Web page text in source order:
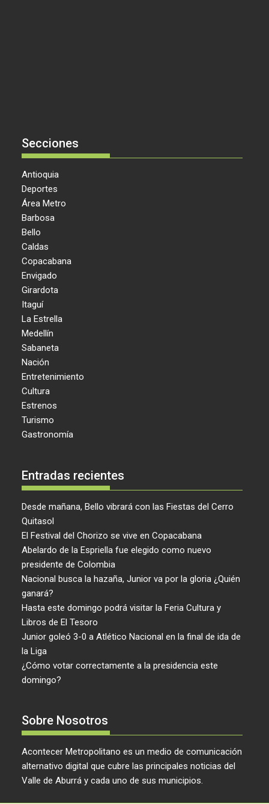
Secciones
Antioquia
Deportes
Área Metro
Barbosa
Bello
Caldas
Copacabana
Envigado
Girardota
Itaguí
La Estrella
Medellín
Sabaneta
Nación
Entretenimiento
Cultura
Estrenos
Turismo
Gastronomía
Entradas recientes
Desde mañana, Bello vibrará con las Fiestas del Cerro
Quitasol
El Festival del Chorizo se vive en Copacabana
Abelardo de la Espriella fue elegido como nuevo
presidente de Colombia
Nacional busca la hazaña, Junior va por la gloria ¿Quién
ganará?
Hasta este domingo podrá visitar la Feria Cultura y
Libros de El Tesoro
Junior goleó 3-0 a Atlético Nacional en la final de ida de
la Liga
¿Cómo votar correctamente a la presidencia este
domingo?
Sobre Nosotros
Acontecer Metropolitano es un medio de comunicación
alternativo digital que cubre las principales noticias del
Valle de Aburrá y cada uno de sus municipios.